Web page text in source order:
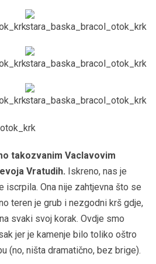
takozvanim Vaclavovim
Vratudih. Iskreno, nas je
iscrpila. Ona nije zahtjevna što se
teren je grub i nezgodni krš gdje,
svaki svoj korak. Ovdje smo
jer je kamenje bilo toliko oštro
(no, ništa dramatično, bez brige).